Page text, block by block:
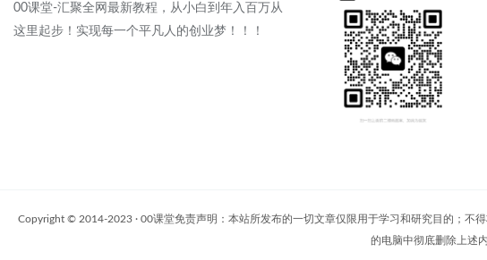
00课堂-汇聚全网最新教程，从小白到年入百万从
这里起步！实现每一个平凡人的创业梦！！！
Copyright © 2014-2023 · 00课堂免责声明：本站所发布的一切文章仅限用于学习和研究目的；不
的电脑中彻底删除上述